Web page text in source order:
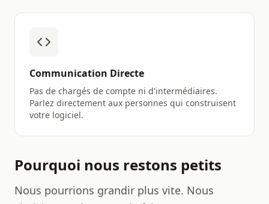
Communication Directe
Pas de chargés de compte ni d'intermédiaires.
Parlez directement aux personnes qui construisent
votre logiciel.
Pourquoi nous restons petits
Nous pourrions grandir plus vite. Nous